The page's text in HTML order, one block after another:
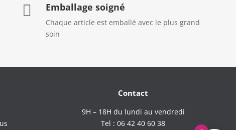
 Emballage soigné
Chaque article est emballé avec le plus grand
soin
Contact
9H – 18H du lundi au vendredi
Tel : 06 42 40 60 38